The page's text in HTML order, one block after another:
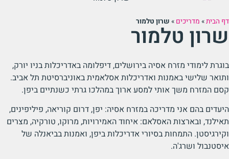
דף הבית» מדריכים » שרון טלמור
שרון טלמור
בוגרת לימודי מזרח אסיה בירושלים, דיפלומה באדריכלות בניו יורק,
ותואר שלישי באמנות ואדריכלות אסלאמית באוניברסיטת תל אביב.
קסם המזרח משך אותי למסע ארוך במהלכו גרתי כשנתיים ביפן.
היעדים בהם אני מדריכה במזרח אסיה: יפן, דרום קוריאה, פיליפינים,
תאילנד, ובארצות האסלאם: איחוד האמירויות, מרוקו, טורקיה, מצרים
וקירגיסטן. התמחות בסיורי אדריכלות ביפן, ואמנות בביאנלה של
איסטנבול ושרג'ה.